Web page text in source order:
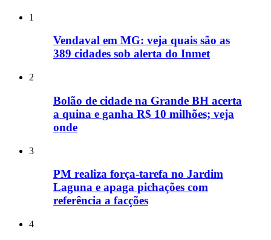
1
Vendaval em MG: veja quais são as
389 cidades sob alerta do Inmet
2
Bolão de cidade na Grande BH acerta
a quina e ganha R$ 10 milhões; veja
onde
3
PM realiza força-tarefa no Jardim
Laguna e apaga pichações com
referência a facções
4